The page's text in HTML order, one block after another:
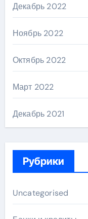
Декабрь 2022
Ноябрь 2022
Октябрь 2022
Март 2022
Декабрь 2021
Рубрики
Uncategorised